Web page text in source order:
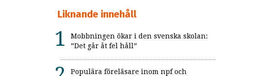
Liknande innehåll
Mobbningen ökar i den svenska skolan:
”Det går åt fel håll”
Populära föreläsare inom npf och